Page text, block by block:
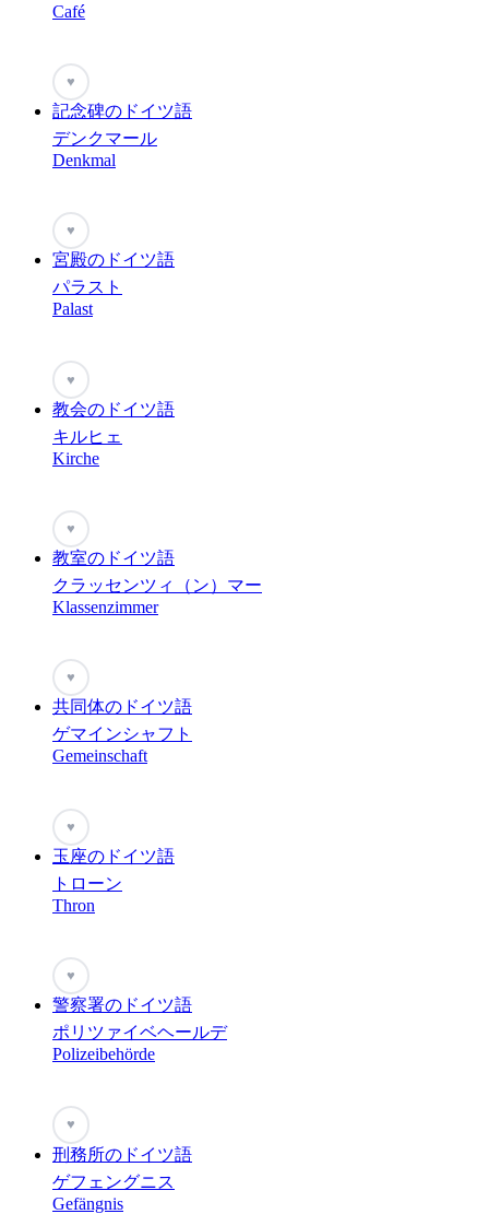
Café
♥
記念碑のドイツ語
デンクマール
Denkmal
♥
宮殿のドイツ語
パラスト
Palast
♥
教会のドイツ語
キルヒェ
Kirche
♥
教室のドイツ語
クラッセンツィ（ン）マー
Klassenzimmer
♥
共同体のドイツ語
ゲマインシャフト
Gemeinschaft
♥
玉座のドイツ語
トローン
Thron
♥
警察署のドイツ語
ポリツァイベヘールデ
Polizeibehörde
♥
刑務所のドイツ語
ゲフェングニス
Gefängnis